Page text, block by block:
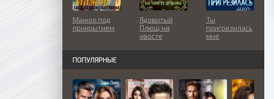
Мажор под
прикрытием
Ядовитый
Плющ на
хвосте
Ты
пригрезилась
мне
ПОПУЛЯРНЫЕ